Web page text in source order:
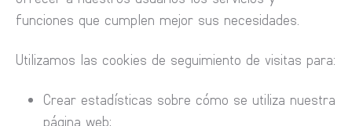
funciones que cumplen mejor sus necesidades.
Utilizamos las cookies de seguimiento de visitas para:
Crear estadísticas sobre cómo se utiliza nuestra
página web;